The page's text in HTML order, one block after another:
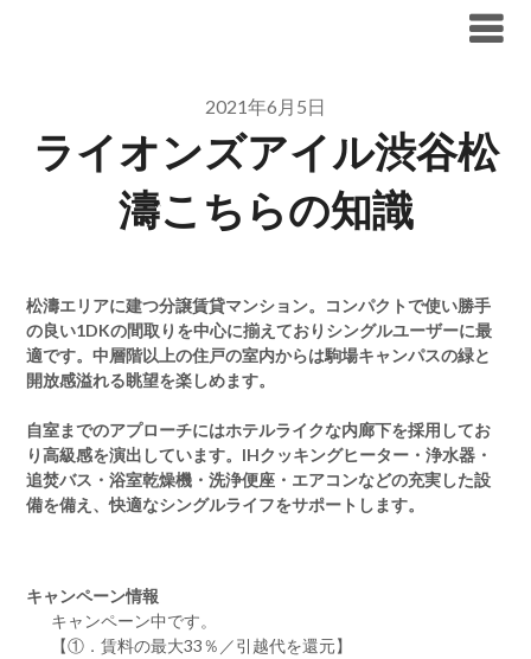
2021年6月5日
ライオンズアイル渋谷松
濤こちらの知識
松濤エリアに建つ分譲賃貸マンション。コンパクトで使い勝手
の良い1DKの間取りを中心に揃えておりシングルユーザーに最
適です。中層階以上の住戸の室内からは駒場キャンパスの緑と
開放感溢れる眺望を楽しめます。
自室までのアプローチにはホテルライクな内廊下を採用してお
り高級感を演出しています。IHクッキングヒーター・浄水器・
追焚バス・浴室乾燥機・洗浄便座・エアコンなどの充実した設
備を備え、快適なシングルライフをサポートします。
キャンペーン情報
キャンペーン中です。
【①．賃料の最大33％／引越代を還元】